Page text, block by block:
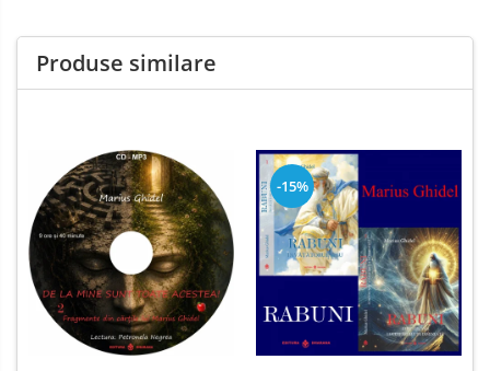
Produse similare
-15%